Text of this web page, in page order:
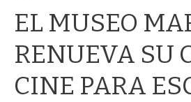
EL MUSEO
RENUEVA SU
CINE PARA